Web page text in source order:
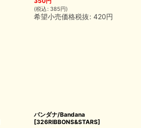
(税込 : 385円)
希望小売価格税抜: 420円
バンダナ/Bandana
[326RIBBONS&STARS]